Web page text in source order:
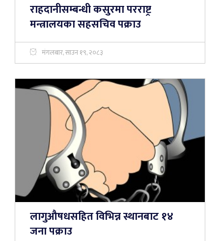
राहदानीसम्बन्धी कसुरमा परराष्ट्र
मन्त्रालयका सहसचिव पक्राउ
मंगलबार, साउन १९, २०८३
लागुऔषधसहित विभिन्न स्थानबाट १४
जना पक्राउ